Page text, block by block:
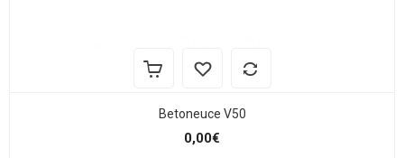
Betoneuce V50
0,00€